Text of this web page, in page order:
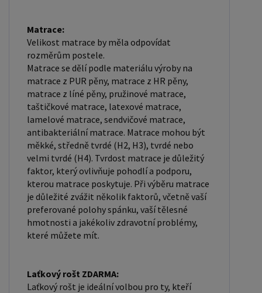
Matrace:
Velikost matrace by měla odpovídat
rozměrům postele.
Matrace se dělí podle materiálu výroby na
matrace z PUR pěny, matrace z HR pěny,
matrace z líné pěny, pružinové matrace,
taštičkové matrace, latexové matrace,
lamelové matrace, sendvičové matrace,
antibakteriální matrace. Matrace mohou být
měkké, středně tvrdé (H2, H3), tvrdé nebo
velmi tvrdé (H4). Tvrdost matrace je důležitý
faktor, který ovlivňuje pohodlí a podporu,
kterou matrace poskytuje. Při výběru matrace
je důležité zvážit několik faktorů, včetně vaší
preferované polohy spánku, vaší tělesné
hmotnosti a jakékoliv zdravotní problémy,
které můžete mít.
Laťkový rošt ZDARMA:
Laťkový rošt je ideální volbou pro ty, kteří